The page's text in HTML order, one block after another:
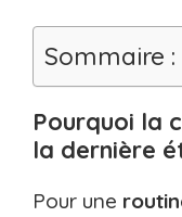
Sommaire :
Pourquoi la
la dernière
Pour une